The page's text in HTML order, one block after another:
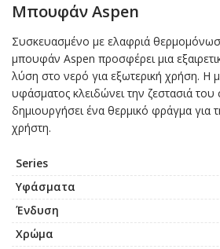
Μπουφάν Aspen
Συσκευασμένο με ελαφριά
μπουφάν Aspen προσφέρει μια
λύση στο νερό για εξωτερική χρήση. Η
υφάσματος κλειδώνει την ζεστασιά
δημιουργήσει ένα θερμικό φράγμα για
χρήστη.
Series
Υφάσματα
Ένδυση
Χρώμα